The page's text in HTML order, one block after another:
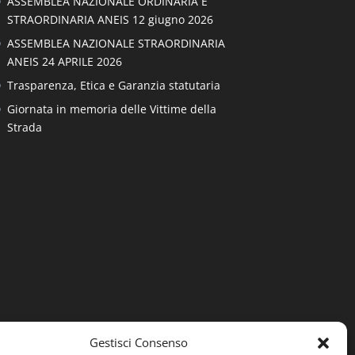
Gestisci Consenso
STRAORDINARIA ANEIS 12 giugno 2026
ASSEMBLEA NAZIONALE STRAORDINARIA
ANEIS 24 APRILE 2026
Trasparenza, Etica e Garanzia statutaria
Giornata in memoria delle Vittime della
Strada